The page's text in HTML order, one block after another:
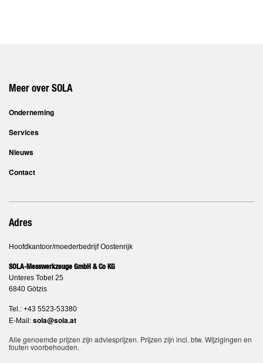
Meer over SOLA
Onderneming
Services
Nieuws
Contact
Adres
Hoofdkantoor/moederbedrijf Oostenrijk
SOLA-Messwerkzeuge GmbH & Co KG
Unteres Tobel 25
6840 Götzis
Tel.: +43 5523-53380
E-Mail: sola@sola.at
Alle genoemde prijzen zijn adviesprijzen. Prijzen zijn incl. btw. Wijzigingen en
fouten voorbehouden.